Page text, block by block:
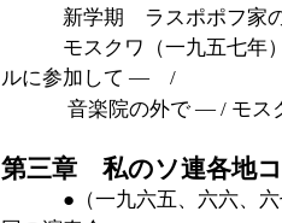
新学期 ラスポポフ家の
モスクワ（一九五七年）
ルに参加して ― /
音楽院の外で ― / モスク
第三章 私のソ連各地
●（一九六五、六六、六七